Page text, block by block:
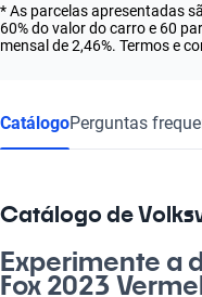
* As parcelas apresentadas
60% do valor do carro e 60
mensal de 2,46%. Termos e
CatálogoPerguntas
Catálogo de
Experimente a
Fox 2023